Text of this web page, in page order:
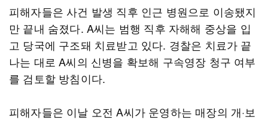
피해자들은 사건 발생 직후 인근 병원으로 이송됐지
만 끝내 숨졌다. A씨는 범행 직후 자해해 중상을 입
고 당국에 구조돼 치료받고 있다. 경찰은 치료가 끝
나는 대로 A씨의 신병을 확보해 구속영장 청구 여부
를 검토할 방침이다.
피해자들은 이날 오전 A씨가 운영하는 매장의 개·보